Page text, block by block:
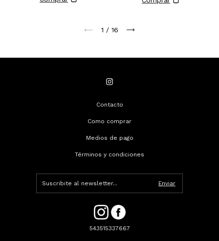
1 / 16
Contacto
Como comprar
Medios de pago
Términos y condiciones
543515337667